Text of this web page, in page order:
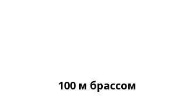
100 м брассом